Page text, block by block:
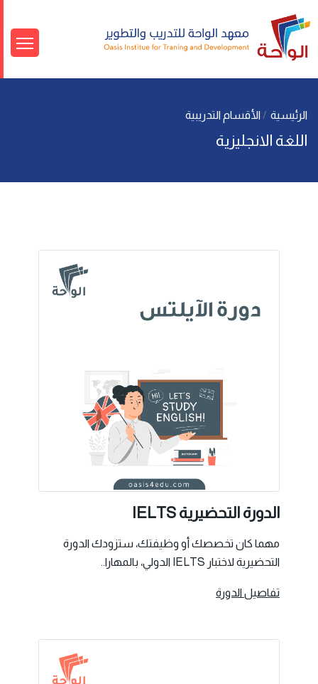
الرئيسية الأقسام التدريبية
اللغة الانجليزية
الدورة التحضيرية IELTS
مهما كان تخصصك أو وظيفتك، ستزودك الدورة
التحضيرية لاختبار IELTS الدولي، بالمهارا..
تفاصيل الدورة